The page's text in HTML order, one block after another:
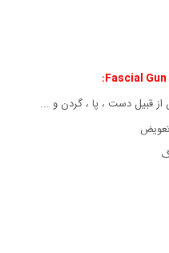
قبیل دست ، پا ، گردن و ...